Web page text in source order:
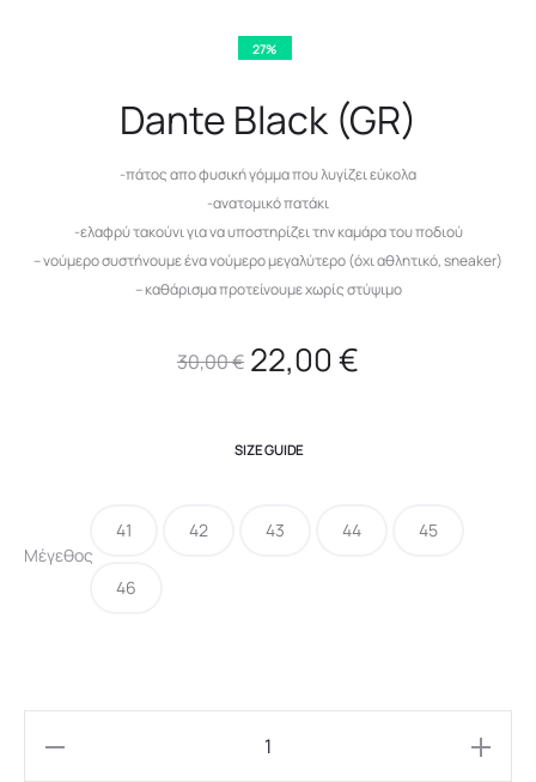
27%
Dante Black (GR)
-πάτος απο φυσική γόμμα που λυγίζει εύκολα
-ανατομικό πατάκι
-ελαφρύ τακούνι για να υποστηρίζει την καμάρα του ποδιού
– νούμερο συστήνουμε ένα νούμερο μεγαλύτερο (όχι αθλητικό, sneaker)
– καθάρισμα προτείνουμε χωρίς στύψιμο
30,00€ Original
30,00 €.
22,00€
είναι:
SIZE GUIDE
Μέγεθος
41 42 43 44 45
46